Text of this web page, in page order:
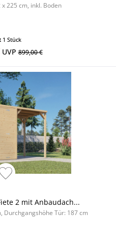
x 225 cm, inkl. Boden
1 Stück
UVP899,00 €
2 mit Anbaudach...
Durchgangshöhe Tür: 187 cm